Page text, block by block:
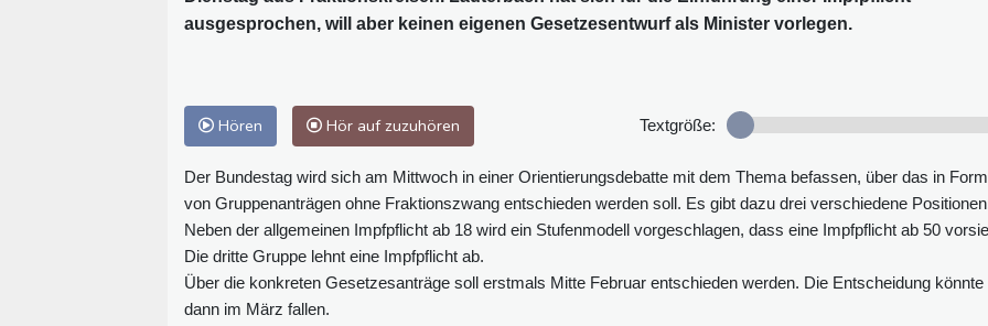
ausgesprochen, will aber keinen eigenen Gesetzesentwurf als Minister vorlegen.
Hören Hör auf zuzuhören Textgröße:
Der Bundestag wird sich am Mittwoch in einer Orientierungsdebatte mit dem Thema befassen, über das in Form
von Gruppenanträgen ohne Fraktionszwang entschieden werden soll. Es gibt dazu drei verschiedene
Neben der allgemeinen Impfpflicht ab 18 wird ein Stufenmodell vorgeschlagen, dass eine Impfpflicht ab 50
Die dritte Gruppe lehnt eine Impfpflicht ab.
Über die konkreten Gesetzesanträge soll erstmals Mitte Februar entschieden werden. Die Entscheidung könnte
dann im März fallen.